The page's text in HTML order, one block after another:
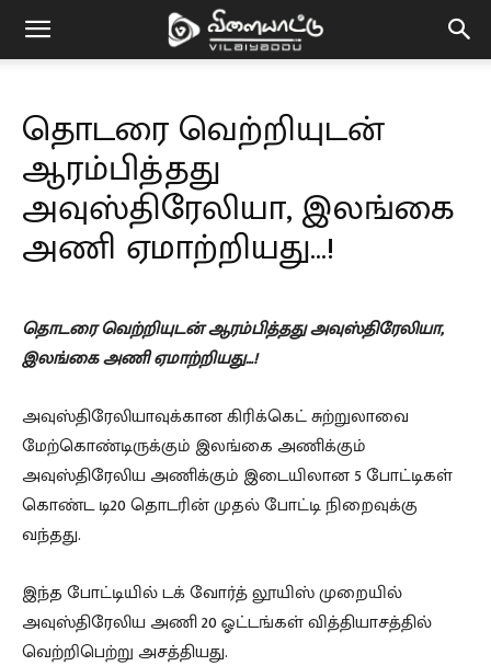
Vilaiyaddu
தொடரை வெற்றியுடன்
ஆரம்பித்தது
அவுஸ்திரேலியா, இலங்கை
அணி ஏமாற்றியது…!
தொடரை வெற்றியுடன் ஆரம்பித்தது அவுஸ்திரேலியா,
இலங்கை அணி ஏமாற்றியது…!
அவுஸ்திரேலியாவுக்கான கிரிக்கெட் சுற்றுலாவை
மேற்கொண்டிருக்கும் இலங்கை அணிக்கும்
அவுஸ்திரேலிய அணிக்கும் இடையிலான 5 போட்டிகள்
கொண்ட டி20 தொடரின் முதல் போட்டி நிறைவுக்கு
வந்தது.
இந்த போட்டியில் டக் வோர்த் லூயிஸ் முறையில்
அவுஸ்திரேலிய அணி 20 ஓட்டங்கள் வித்தியாசத்தில்
வெற்றிபெற்று அசத்தியது.